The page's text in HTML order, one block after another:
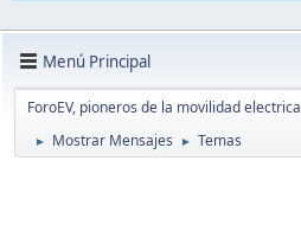
Menú Principal
ForoEV, pioneros de la movilidad electrica
► Mostrar Mensajes ► Temas